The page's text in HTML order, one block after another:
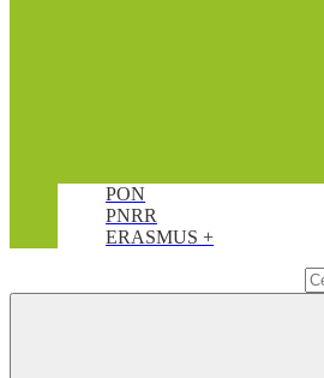
PON
PNRR
ERASMUS +